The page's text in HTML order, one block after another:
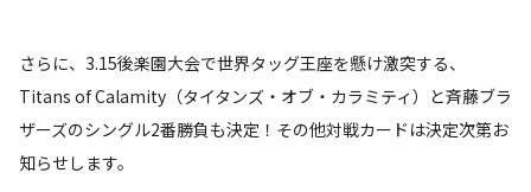
さらに、3.15後楽園大会で世界タッグ王座を懸け激突する、
Titans of Calamity（タイタンズ・オブ・カラミティ）と斉藤ブラ
ザーズのシングル2番勝負も決定！その他対戦カードは決定次第お
知らせします。